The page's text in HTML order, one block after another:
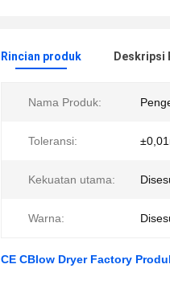
Rincian produk Deskripsi
Nama Produk:
Toleransi:
Kekuatan utama:
Warna:
CE CBlow Dryer Factory